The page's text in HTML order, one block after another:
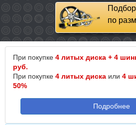
по
При покупке 4 литых диска + 4
руб.
При покупке 4 литых диска или 4
50%
Подробнее